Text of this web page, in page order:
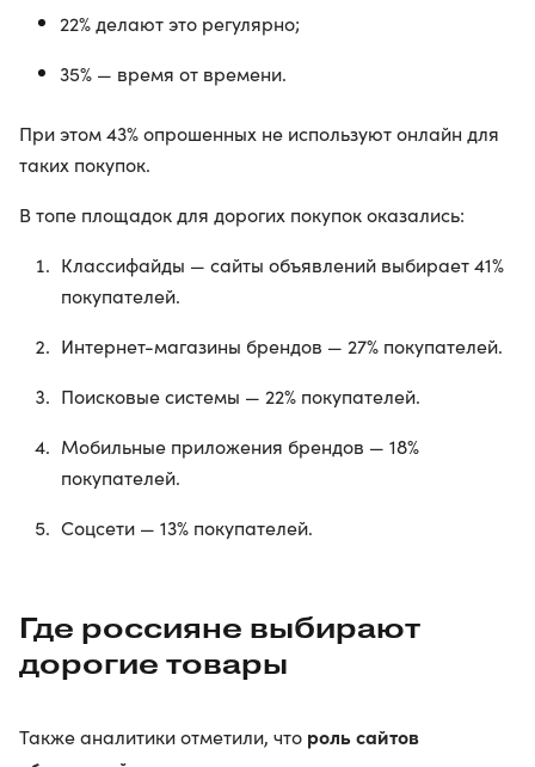
22% делают это регулярно;
35% — время от времени.
При этом 43% опрошенных не используют онлайн для
таких покупок.
В топе площадок для дорогих покупок оказались:
Классифайды — сайты объявлений выбирает 41%
покупателей.
Интернет-магазины брендов — 27% покупателей.
Поисковые системы — 22% покупателей.
Мобильные приложения брендов — 18%
покупателей.
Соцсети — 13% покупателей.
Где россияне выбирают
дорогие товары
Также аналитики отметили, что роль сайтов